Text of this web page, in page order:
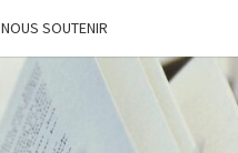
NOUS SOUTENIR